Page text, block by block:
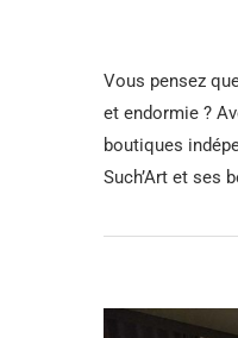
Vous pensez
et endormie ?
boutiques
Such’Art et ses